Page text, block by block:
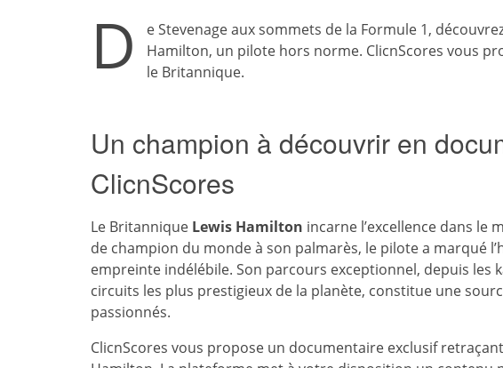
D
e Stevenage aux sommets de la Formule 1,
Hamilton, un pilote hors norme. ClicnScores vous
le Britannique.
Un champion à découvrir en
ClicnScores
Le Britannique Lewis Hamilton incarne l’excellence dans le
de champion du monde à son palmarès, le pilote a marqué
empreinte indélébile. Son parcours exceptionnel, depuis les
circuits les plus prestigieux de la planète, constitue une
passionnés.
ClicnScores vous propose un documentaire exclusif